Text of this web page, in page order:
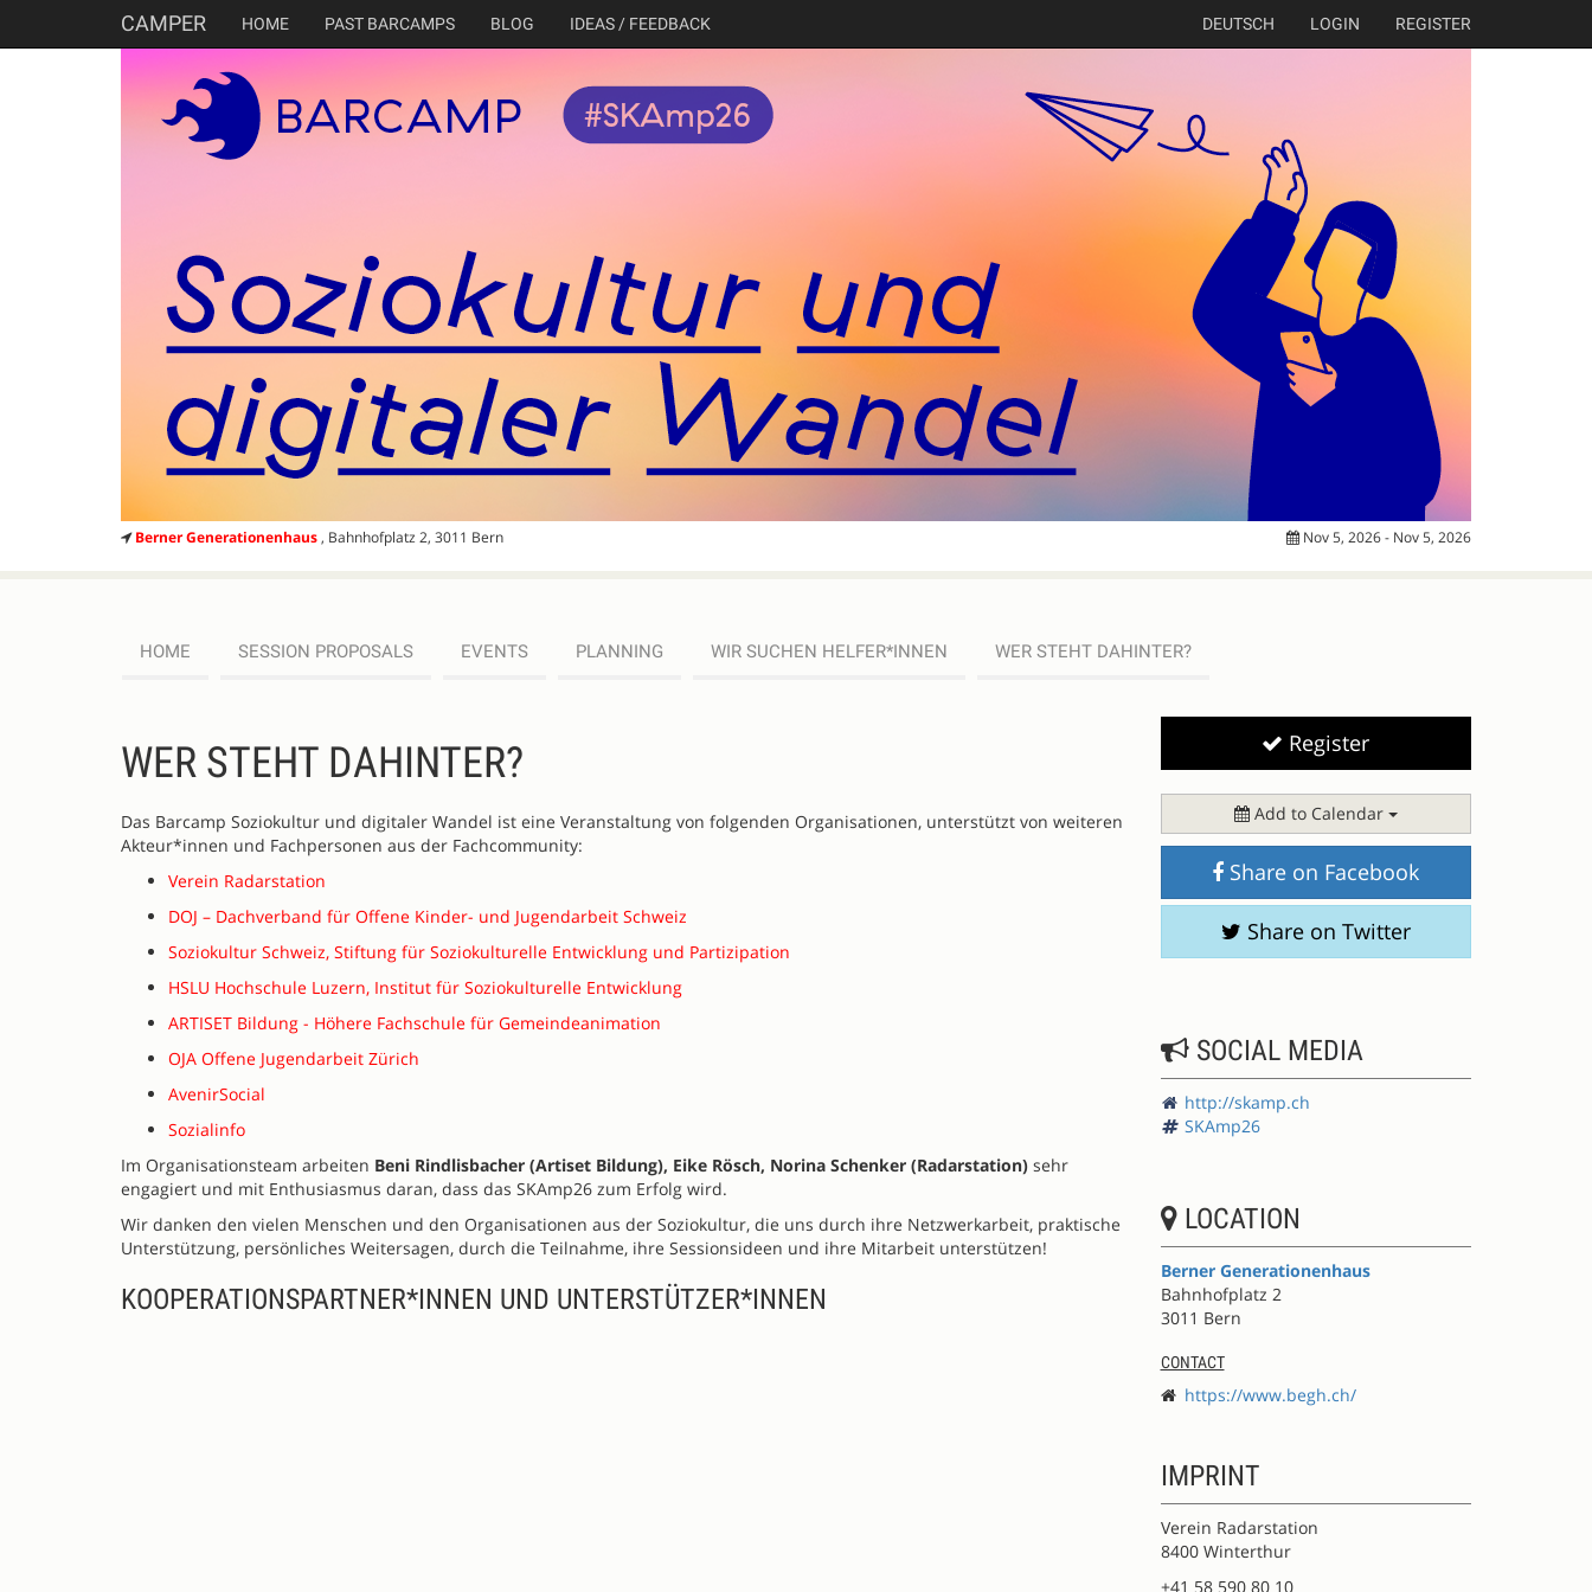
CAMPER HOME PAST BARCAMPS BLOG IDEAS / FEEDBACK DEUTSCH LOGIN REGISTER
Berner Generationenhaus, Bahnhofplatz 2, 3011 Bern Nov 5, 2026 - Nov 5, 2026
HOME SESSION PROPOSALS EVENTS PLANNING WIR SUCHEN HELFER*INNEN WER STEHT DAHINTER?
WER STEHT DAHINTER?
Das Barcamp Soziokultur und digitaler Wandel ist eine Veranstaltung von folgenden Organisationen, unterstützt von weiteren
Akteur*innen und Fachpersonen aus der Fachcommunity:
Verein Radarstation
DOJ – Dachverband für Offene Kinder- und Jugendarbeit Schweiz
Soziokultur Schweiz, Stiftung für Soziokulturelle Entwicklung und Partizipation
HSLU Hochschule Luzern, Institut für Soziokulturelle Entwicklung
ARTISET Bildung - Höhere Fachschule für Gemeindeanimation
OJA Offene Jugendarbeit Zürich
AvenirSocial
Sozialinfo
Im Organisationsteam arbeiten Beni Rindlisbacher (Artiset Bildung), Eike Rösch, Norina Schenker (Radarstation) sehr
engagiert und mit Enthusiasmus daran, dass das SKAmp26 zum Erfolg wird.
Wir danken den vielen Menschen und den Organisationen aus der Soziokultur, die uns durch ihre Netzwerkarbeit, praktische
Unterstützung, persönliches Weitersagen, durch die Teilnahme, ihre Sessionsideen und ihre Mitarbeit unterstützen!
KOOPERATIONSPARTNER*INNEN UND UNTERSTÜTZER*INNEN
Register
Add to Calendar
Share on Facebook
Share on Twitter
SOCIAL MEDIA
http://skamp.ch
SKAmp26
LOCATION
Berner Generationenhaus
Bahnhofplatz 2
3011 Bern
CONTACT
https://www.begh.ch/
IMPRINT
Verein Radarstation
8400 Winterthur
+41 58 590 80 10